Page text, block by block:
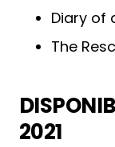
Diary of
The
2021